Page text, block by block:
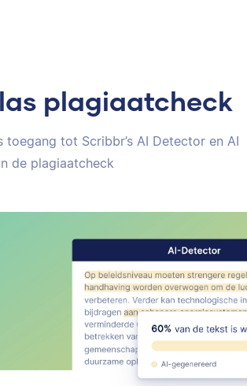
plagiaatcheck
tot Scribbr’s AI Detector en AI
de plagiaatcheck